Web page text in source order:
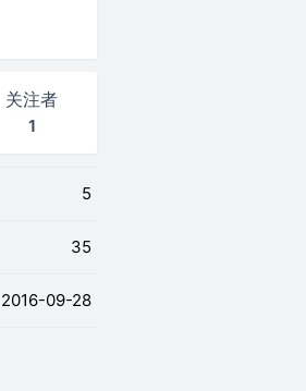
关注者
1
5
35
2016-09-28